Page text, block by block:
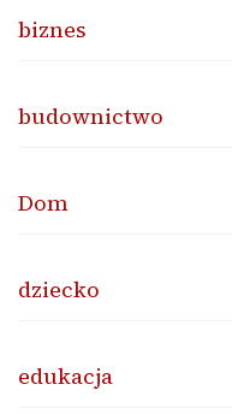
biznes
budownictwo
Dom
dziecko
edukacja